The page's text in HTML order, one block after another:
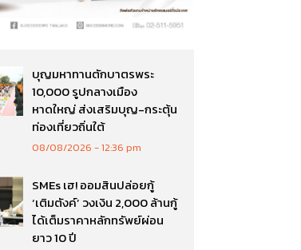
บุญมหาทานตักบาตรพระ
10,000 รูปกลางเมือง
หาดใหญ่ ส่งเสริมบุญ-กระตุ้น
ท่องเที่ยวถิ่นใต้
08/08/2026 12:36 pm
SMEs เฮ! ออมสินปล่อยกู้
‘เติมตังค์’ วงเงิน 2,000 ล้านกู้
ได้เต็มราคาหลักทรัพย์ผ่อน
ยาว 10 ปี